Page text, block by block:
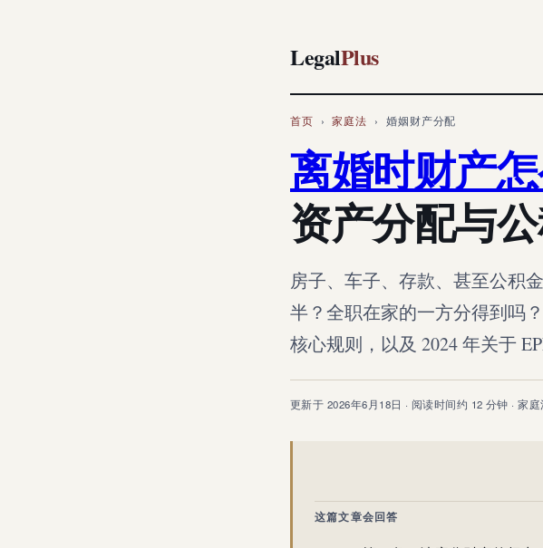
LegalPlus
首页 ›家庭法 › 婚姻财产分配
离婚时财产
资产分配与
房子、车子、存款、甚至公积
半？全职在家的一方分得到吗
核心规则，以及 2024 年关于
更新于 2026年6月18日 · 阅读时间约 12 分钟 · 家
这篇文章会回答